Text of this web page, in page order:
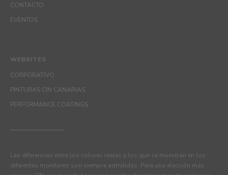
CONTACTO
EVENTOS
WEBSITES
CORPORATIVO
PINTURAS CIN CANARIAS
PERFORMANCE COATINGS
Las diferencias entre los colores reales y los que se muestran en los
diferentes monitores son siempre admitidas. Para una elección más